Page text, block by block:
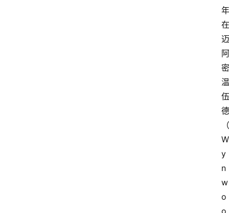
年
在
迈
阿
密
温
伍
德
（
W
y
n
w
o
o